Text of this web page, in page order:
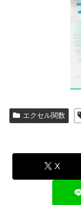
エクセル関数
X